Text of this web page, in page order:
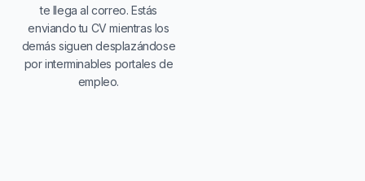
te llega al correo. Estás
enviando tu CV mientras los
demás siguen desplazándose
por interminables portales de
empleo.